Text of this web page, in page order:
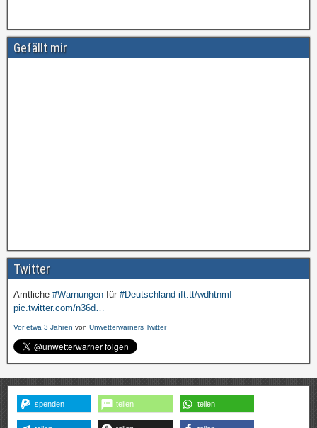
Gefällt mir
Twitter
Amtliche #Warnungen für #Deutschland ift.tt/wdhtnmI
pic.twitter.com/n36d…
Vor etwa 3 Jahren von Unwetterwarners Twitter
spenden teilen teilen